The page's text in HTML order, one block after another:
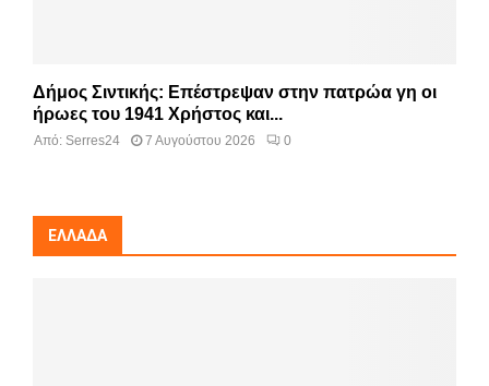
Δήμος Σιντικής: Επέστρεψαν στην πατρώα γη οι
ήρωες του 1941 Χρήστος και...
Από: Serres24 7 Αυγούστου 2026 0
ΕΛΛΆΔΑ